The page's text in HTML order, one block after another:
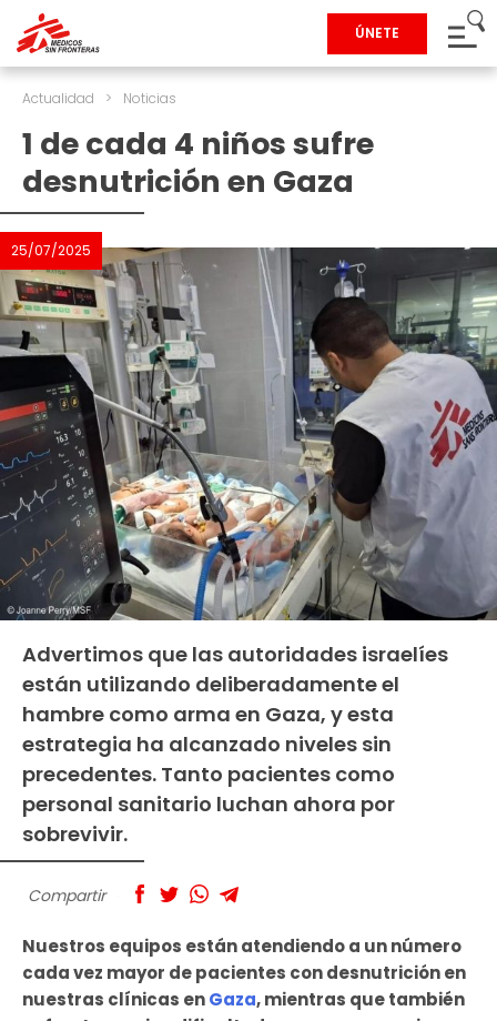
ÚNETE
Actualidad > Noticias
1 de cada 4 niños sufre
desnutrición en Gaza
25/07/2025
Advertimos que las autoridades israelíes
están utilizando deliberadamente el
hambre como arma en Gaza, y esta
estrategia ha alcanzado niveles sin
precedentes. Tanto pacientes como
personal sanitario luchan ahora por
sobrevivir.
Compartir
Nuestros equipos están atendiendo a un número
cada vez mayor de pacientes con desnutrición en
nuestras clínicas enGaza, mientras que también